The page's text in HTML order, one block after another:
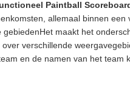
Paintball
allemaal binnen
maakt het
over verschillende
en de namen van het team